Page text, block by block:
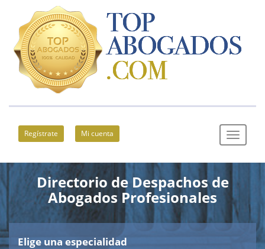
Regístrate Mi cuenta
Directorio de Despachos de
Abogados Profesionales
Elige una especialidad